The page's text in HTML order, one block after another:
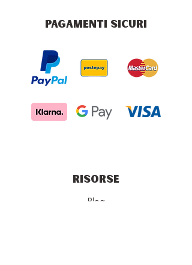
PAGAMENTI SICURI
RISORSE
Blog